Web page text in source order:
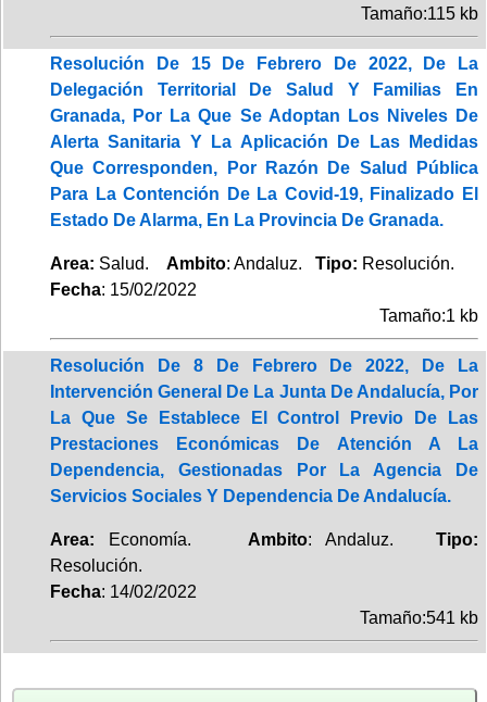
Tamaño:115 kb
Resolución De 15 De Febrero De 2022, De La
Delegación Territorial De Salud Y Familias En
Granada, Por La Que Se Adoptan Los Niveles De
Alerta Sanitaria Y La Aplicación De Las Medidas
Que Corresponden, Por Razón De Salud Pública
Para La Contención De La Covid-19, Finalizado El
Estado De Alarma, En La Provincia De Granada.
Area: Salud. Ambito: Andaluz. Tipo: Resolución.
Fecha: 15/02/2022
Tamaño:1 kb
Resolución De 8 De Febrero De 2022, De La
Intervención General De La Junta De Andalucía, Por
La Que Se Establece El Control Previo De Las
Prestaciones Económicas De Atención A La
Dependencia, Gestionadas Por La Agencia De
Servicios Sociales Y Dependencia De Andalucía.
Area: Economía. Ambito: Andaluz. Tipo:
Resolución.
Fecha: 14/02/2022
Tamaño:541 kb